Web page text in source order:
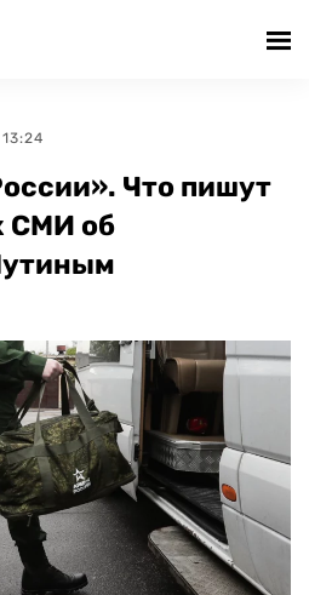
Что пишут
СМИ об